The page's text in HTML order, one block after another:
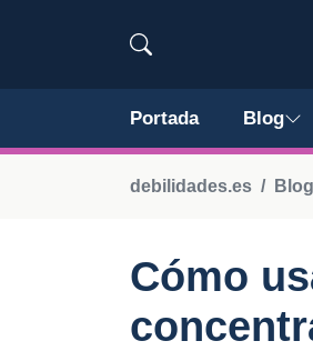
Portada Blog
debilidades.es Blog
Cómo